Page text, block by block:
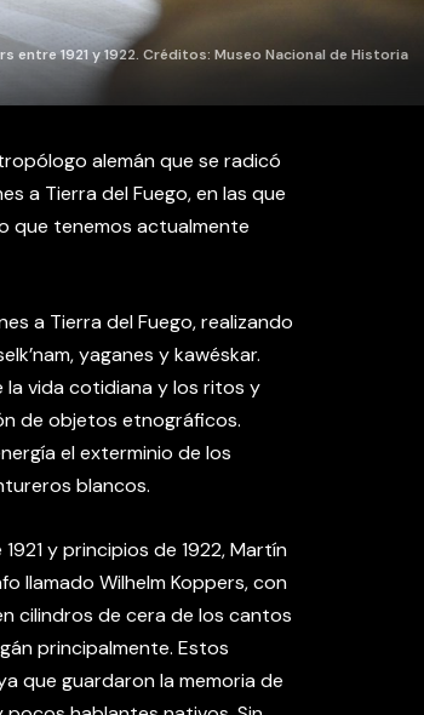
1921 y 1922. Créditos: Museo Nacional de Historia
alemán que se radicó
a Tierra del Fuego, en las que
que tenemos actualmente
a Tierra del Fuego, realizando
yaganes y kawéskar.
vida cotidiana y los ritos y
de objetos etnográficos.
el exterminio de los
blancos.
y principios de 1922, Martín
llamado Wilhelm Koppers, con
cilindros de cera de los cantos
principalmente. Estos
que guardaron la memoria de